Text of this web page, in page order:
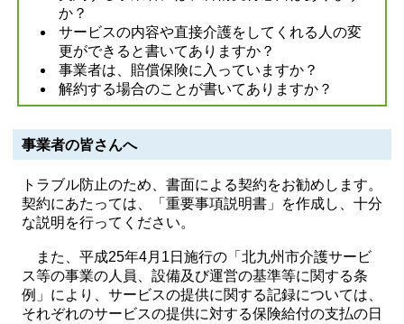
か？
サービスの内容や直接介護をしてくれる人の変
更ができると書いてありますか？
事業者は、賠償保険に入っていますか？
解約する場合のことが書いてありますか？
事業者の皆さんへ
トラブル防止のため、書面による契約をお勧めします。
契約にあたっては、「重要事項説明書」を作成し、十分
な説明を行ってください。
また、平成25年4月1日施行の「北九州市介護サービ
ス等の事業の人員、設備及び運営の基準等に関する条
例」により、サービスの提供に関する記録については、
それぞれのサービスの提供に対する保険給付の支払の日